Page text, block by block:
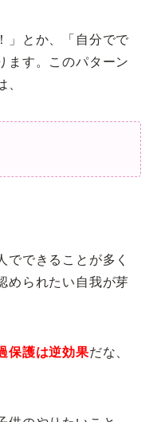
」とか、「自分でで
ます。このパターン
、
でできることが多く
められたい自我が芽
保護は逆効果だな、